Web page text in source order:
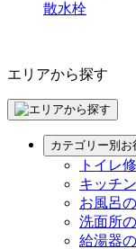
散水栓
エリアから探す
カテゴリー別お
トイレ
キッチ
お風呂
洗面所
給湯器